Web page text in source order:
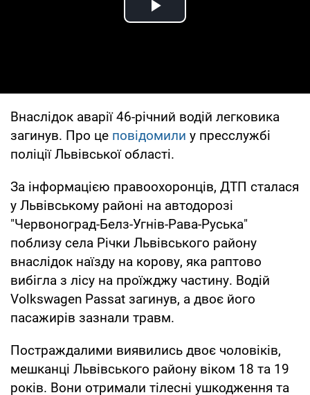
Play Video
Внаслідок аварії 46-річний водій легковика
загинув. Про це повідомили у пресслужбі
поліції Львівської області.
За інформацією правоохоронців, ДТП сталася
у Львівському районі на автодорозі
"Червоноград-Белз-Угнів-Рава-Руська"
поблизу села Річки Львівського району
внаслідок наїзду на корову, яка раптово
вибігла з лісу на проїжджу частину. Водій
Volkswagen Passat загинув, а двоє його
пасажирів зазнали травм.
Постраждалими виявились двоє чоловіків,
мешканці Львівського району віком 18 та 19
років. Вони отримали тілесні ушкодження та